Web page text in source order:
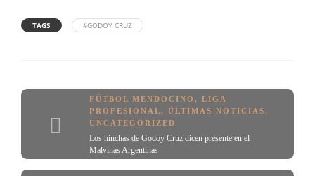
TAGS #GODOY CRUZ
FÚTBOL MENDOCINO , LIGA
PROFESIONAL, ÚLTIMAS NOTICIAS,
UNCATEGORIZED
Los hinchas de Godoy Cruz dicen presente en el
Malvinas Argentinas